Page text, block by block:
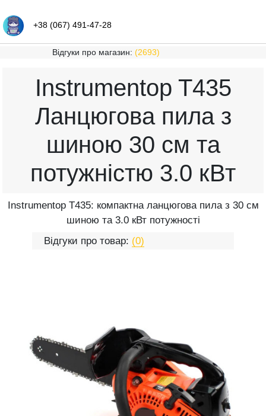
+38 (067) 491-47-28
Відгуки про магазин: (2693)
Instrumentop T435
Ланцюгова пила з
шиною 30 см та
потужністю 3.0 кВт
Instrumentop T435: компактна ланцюгова пила з 30 см
шиною та 3.0 кВт потужності
Відгуки про товар: (0)